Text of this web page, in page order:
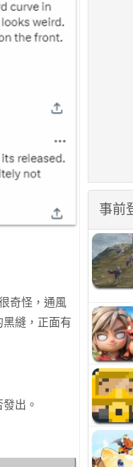
奇怪，通風
縫，正面有
出。
事前